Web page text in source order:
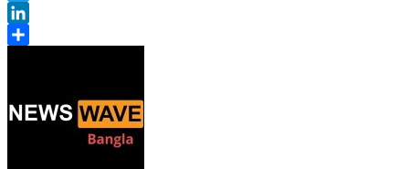
Twitter
LinkedIn